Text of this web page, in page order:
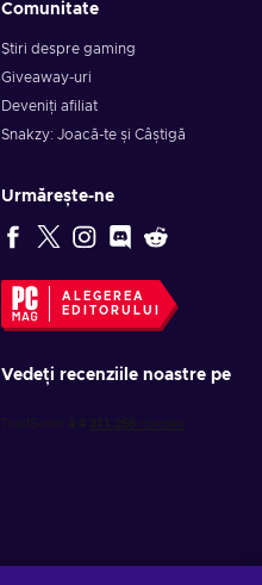
Comunitate
Știri despre gaming
Giveaway-uri
Deveniți afiliat
Snakzy: Joacă-te și Câștigă
Urmărește-ne
ALEGEREA
EDITORULUI
Vedeți recenziile noastre pe